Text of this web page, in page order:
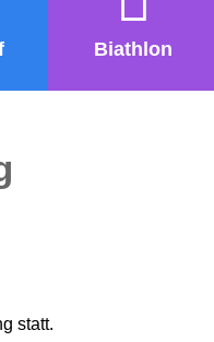
Biathlon
statt.